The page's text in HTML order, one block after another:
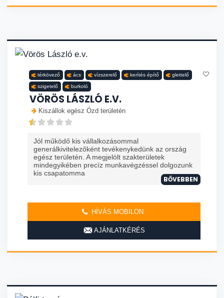
térkövező ács vízszerelő kerítés építő glettelő
szigetelő burkoló
VÖRÖS LÁSZLÓ E.V.
Kiszállok egész Ózd területén
Jól működő kis vállalkozásommal
generálkivitelezőként tevékenykedünk az ország
egész területén. A megjelölt szakterületek
mindegyikében precíz munkavégzéssel dolgozunk
kis csapatomma
BŐVEBBEN
HÍVÁS MOBILON
AJÁNLATKÉRÉS